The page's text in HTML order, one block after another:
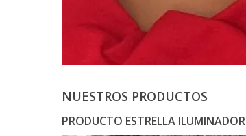
NUESTROS PRODUCTOS
PRODUCTO ESTRELLA ILUMINADOR